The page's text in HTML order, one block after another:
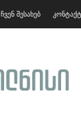
ჩვენ შესახებ